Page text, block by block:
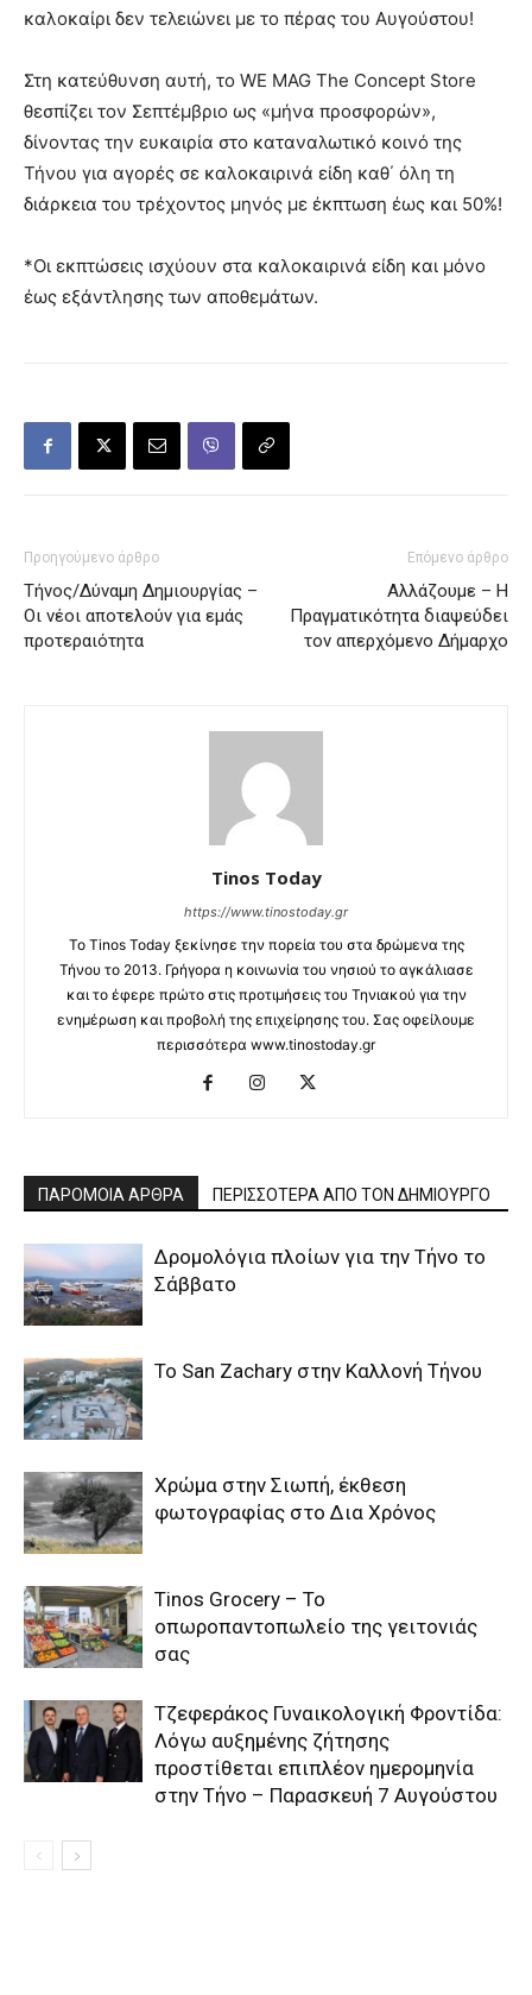
καλοκαίρι δεν τελειώνει με το πέρας του Αυγούστου!
Στη κατεύθυνση αυτή, το WE MAG The Concept Store
θεσπίζει τον Σεπτέμβριο ως «μήνα προσφορών»,
δίνοντας την ευκαιρία στο καταναλωτικό κοινό της
Τήνου για αγορές σε καλοκαιρινά είδη καθ΄ όλη τη
διάρκεια του τρέχοντος μηνός με έκπτωση έως και 50%!
*Οι εκπτώσεις ισχύουν στα καλοκαιρινά είδη και μόνο
έως εξάντλησης των αποθεμάτων.
Προηγούμενο άρθρο
Τήνος/Δύναμη Δημιουργίας –
Οι νέοι αποτελούν για εμάς
προτεραιότητα
Επόμενο άρθρο
Αλλάζουμε – Η
Πραγματικότητα διαψεύδει
τον απερχόμενο Δήμαρχο
Tinos Today
https://www.tinostoday.gr
Το Tinos Today ξεκίνησε την πορεία του στα δρώμενα της
Τήνου το 2013. Γρήγορα η κοινωνία του νησιού το αγκάλιασε
και το έφερε πρώτο στις προτιμήσεις του Τηνιακού για την
ενημέρωση και προβολή της επιχείρησης του. Σας οφείλουμε
περισσότερα www.tinostoday.gr
ΠΑΡΟΜΟΙΑ ΑΡΘΡΑ ΠΕΡΙΣΣΟΤΕΡΑ ΑΠΟ ΤΟΝ ΔΗΜΙΟΥΡΓΟ
Δρομολόγια πλοίων για την Τήνο το
Σάββατο
Το San Zachary στην Καλλονή Τήνου
Χρώμα στην Σιωπή, έκθεση
φωτογραφίας στο Δια Χρόνος
Tinos Grocery – Το
οπωροπαντοπωλείο της γειτονιάς
σας
Τζεφεράκος Γυναικολογική Φροντίδα:
Λόγω αυξημένης ζήτησης
προστίθεται επιπλέον ημερομηνία
στην Τήνο – Παρασκευή 7 Αυγούστου